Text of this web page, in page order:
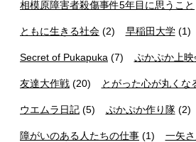
相模原障害者殺傷事件5年目に思うこと
ともに生きる社会 (2) 早稲田大学(1)
Secret of Pukapuka (7) ぷかぷか上映
友達大作戦 (20) とがった心が丸くな
ウエムラ日記 (5) ぷかぷか作り隊(2)
障がいのある人たちの仕事 (1) 一矢